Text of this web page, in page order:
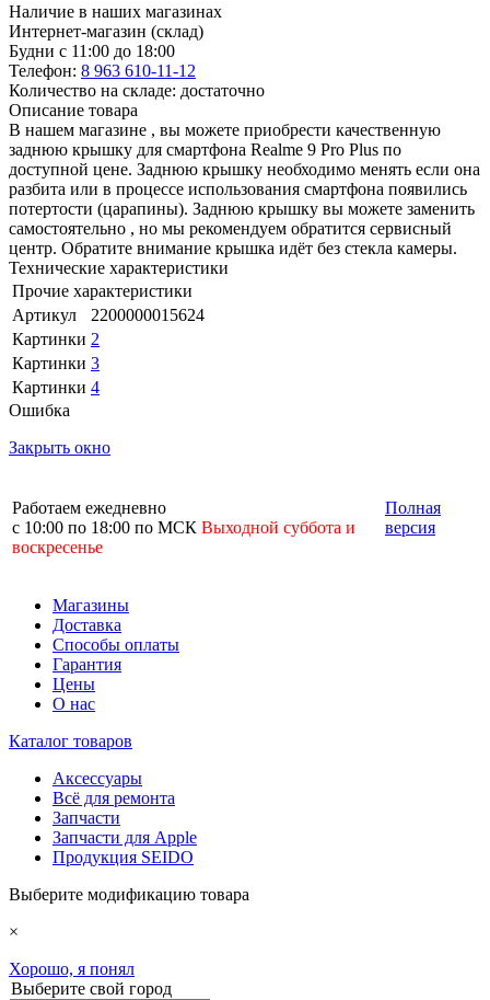
Наличие в наших магазинах
Интернет-магазин (склад)
Будни с 11:00 до 18:00
Телефон: 8 963 610-11-12
Количество на складе: достаточно
Описание товара
В нашем магазине , вы можете приобрести качественную
заднюю крышку для смартфона Realme 9 Pro Plus по
доступной цене. Заднюю крышку необходимо менять если она
разбита или в процессе использования смартфона появились
потертости (царапины). Заднюю крышку вы можете заменить
самостоятельно , но мы рекомендуем обратится сервисный
центр. Обратите внимание крышка идёт без стекла камеры.
Технические характеристики
Прочие характеристики
Артикул
2200000015624
Картинки 2
Картинки 3
Картинки 4
Ошибка
Закрыть окно
Работаем ежедневно
с 10:00 по 18:00 по МСК Выходной суббота и
воскресенье
Полная
версия
Магазины
Доставка
Способы оплаты
Гарантия
Цены
О нас
Каталог товаров
Аксессуары
Всё для ремонта
Запчасти
Запчасти для Apple
Продукция SEIDO
Выберите модификацию товара
×
Хорошо, я понял
Выберите свой город